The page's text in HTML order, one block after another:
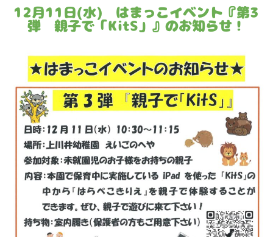
12月11日(水) はまっこイベント『第3
弾 親子で「KitS」』のお知らせ！